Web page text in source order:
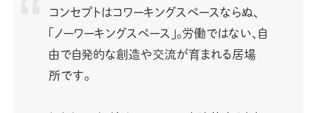
コンセプトはコワーキングスペースならぬ、
「ノーワーキングスペース」。労働ではない、自
由で自発的な創造や交流が育まれる居場
所です。